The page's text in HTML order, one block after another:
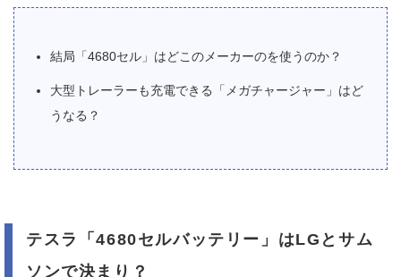
結局「4680セル」はどこのメーカーのを使うのか？
大型トレーラーも充電できる「メガチャージャー」はど
うなる？
テスラ「4680セルバッテリー」はLGとサム
ソンで決まり？